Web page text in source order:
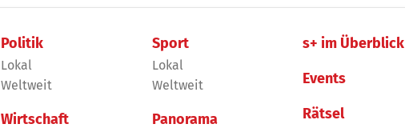
Politik
Lokal
Weltweit
Wirtschaft
Sport
Lokal
Weltweit
Panorama
s+ im Überblick
Events
Rätsel